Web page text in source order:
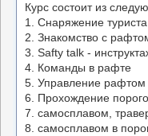
Курс состоит из
1. Снаряжение
2. Знакомство с
3. Safty talk -
4. Команды в рафте
5. Управление рафтом
6. Прохождение
7. самосплавом,
8. самосплавом в